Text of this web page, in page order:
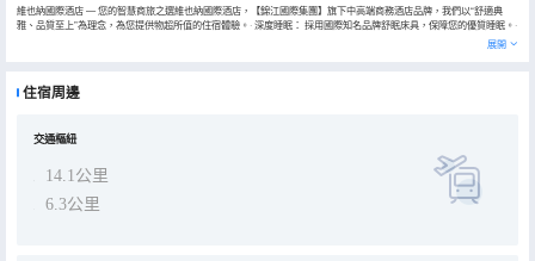
維也納國際酒店 — 您的智慧商旅之選維也納國際酒店，【錦江國際集團】旗下中高端商務酒店品牌，我們以“舒適典
雅、品質至上”為理念，為您提供物超所值的住宿體驗。· 深度睡眠： 採用國際知名品牌舒眠床具，保障您的優質睡眠。·
智能體驗： 高速Wi-Fi、智能客房系統，助力高效商旅。· 健康餐飲： 豐盛中西自助早餐，喚醒您的活力清晨。· 藝術環
境： 融合歐陸藝術風情，營造典雅靜謐的居停空間。· 貼心服務： 專業團隊，提供温暖如歸的待客之道。酒店位置臨近
展開
住宿周邊
交通樞紐
14.1公里
6.3公里